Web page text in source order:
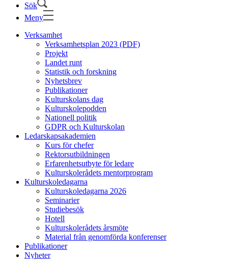
Sök
Meny
Verksamhet
Verksamhetsplan 2023 (PDF)
Projekt
Landet runt
Statistik och forskning
Nyhetsbrev
Publikationer
Kulturskolans dag
Kulturskolepodden
Nationell politik
GDPR och Kulturskolan
Ledarskapsakademien
Kurs för chefer
Rektorsutbildningen
Erfarenhetsutbyte för ledare
Kulturskolerådets mentorprogram
Kulturskoledagarna
Kulturskoledagarna 2026
Seminarier
Studiebesök
Hotell
Kulturskolerådets årsmöte
Material från genomförda konferenser
Publikationer
Nyheter